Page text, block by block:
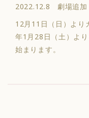
2022.12.8 劇場追加
12月11日（日）より
年1月28日（土）よ
始まります。